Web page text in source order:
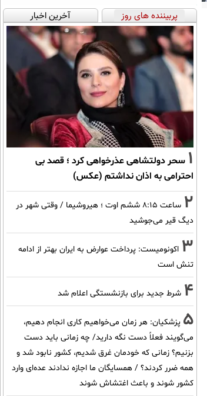
پربیننده های روز آخرین اخبار
1 سحر دولتشاهی عذرخواهی کرد ؛ قصد بی
احترامی به اذان نداشتم (عکس)
2
ساعت ۸:۱۵ ششم اوت ؛ هیروشیما / وقتی شهر در
دیگ قیر می‌جوشید
3 اکونومیست: پرداخت عوارض به ایران بهتر از ادامه
تنش است
4 شرط جدید برای بازنشستگی اعلام شد
5 پزشکیان: هر زمان می‌خواهیم کاری انجام دهیم،
می‌گویند فعلاً دست نگه دارید/ چه زمانی باید دست
بزنیم؟ زمانی که خودمان غرق شدیم، کشور نابود شد و
همه ضرر کردند؟ / همسایگان ما اجازه ندادند عده‌ای وارد
کشور شوند و باعث اغتشاش شوند